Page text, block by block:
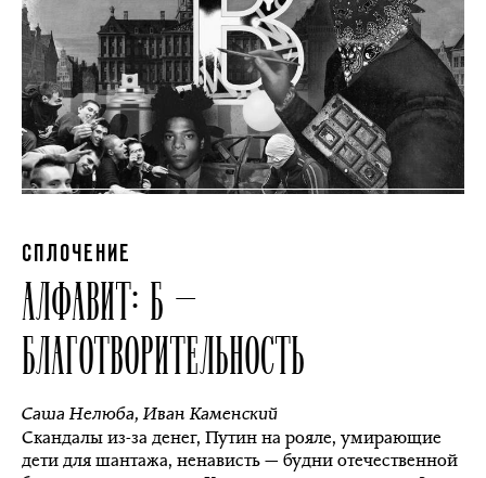
СПЛОЧЕНИЕ
АЛФАВИТ: Б —
БЛАГОТВОРИТЕЛЬНОСТЬ
Саша Нелюба,Иван Каменский
Скандалы из-за денег, Путин на рояле, умирающие
дети для шантажа, ненависть — будни отечественной